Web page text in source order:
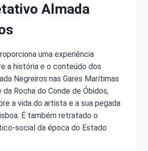
Almada
uma experiência
a história e o conteúdo dos
Negreiros nas Gares Marítimas
Rocha do Conde de Óbidos,
a vida do artista e a sua pegada
É também retratado o
social da época do Estado